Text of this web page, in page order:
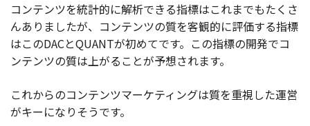
コンテンツを統計的に解析できる指標はこれまでもたくさ
んありましたが、コンテンツの質を客観的に評価する指標
はこのDACとQUANTが初めてです。この指標の開発でコ
ンテンツの質は上がることが予想されます。
これからのコンテンツマーケティングは質を重視した運営
がキーになりそうです。